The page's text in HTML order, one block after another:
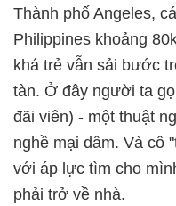
Thành phố Angeles,
Philippines khoảng
khá trẻ vẫn sải bước
tàn. Ở đây người ta
đãi viên) - một thuật
nghề mại dâm. Và cô
với áp lực tìm cho
phải trở về nhà.